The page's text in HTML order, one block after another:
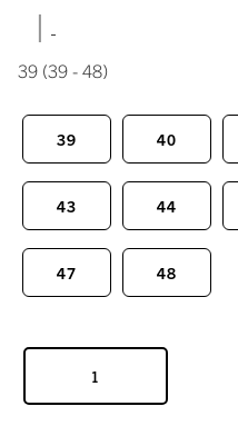
|
39 (39 - 48)
39 40
43 44
47 48